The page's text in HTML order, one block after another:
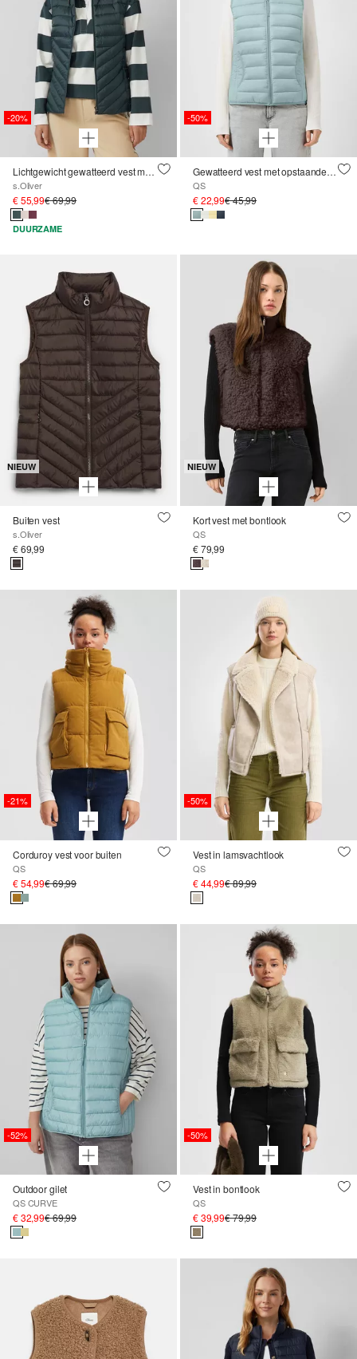
-20%
Lichtgewicht gewatteerd vest met opstaande kraag
s.Oliver
€ 55,99€ 69,99
DUURZAME
-50%
Gewatteerd vest met opstaande kraag
QS
€ 22,99€ 45,99
NIEUW
Buiten vest
s.Oliver
€ 69,99
NIEUW
Kort vest met bontlook
QS
€ 79,99
-21%
Corduroy vest voor buiten
QS
€ 54,99€ 69,99
-50%
Vest in lamsvachtlook
QS
€ 44,99€ 89,99
-52%
Outdoor gilet
QS CURVE
€ 32,99€ 69,99
-50%
Vest in bontlook
QS
€ 39,99€ 79,99